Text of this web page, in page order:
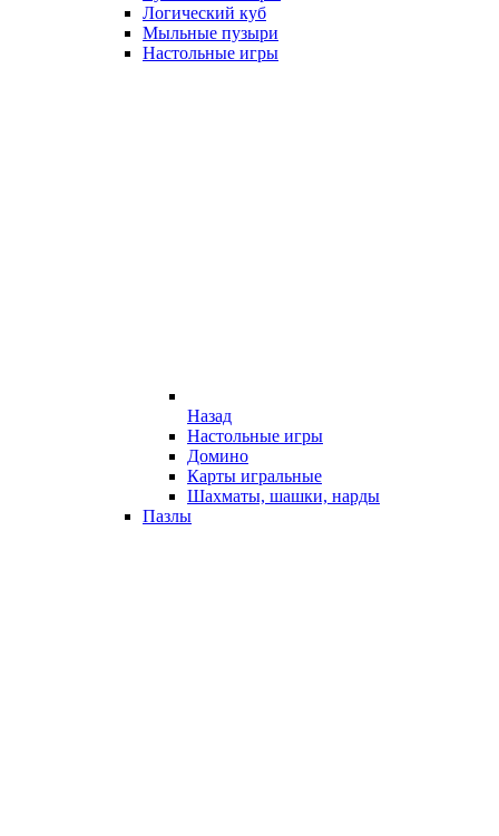
Логический куб
Мыльные пузыри
Настольные игры
Назад
Настольные игры
Домино
Карты игральные
Шахматы, шашки, нарды
Пазлы